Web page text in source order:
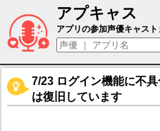
アプキャス
法正（声優：川
アプリの参加声優キャスト
7/23 ログイン機能に不
は復旧しています